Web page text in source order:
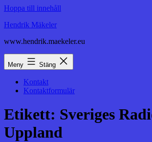
Hoppa till innehåll
Hendrik Mäkeler
www.hendrik.maekeler.eu
Meny Stäng
Kontakt
Kontaktformulär
Etikett: Sveriges
Uppland